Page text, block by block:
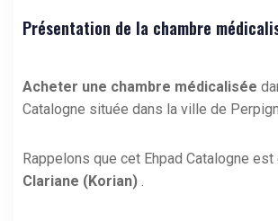
Présentation de la chambre
Acheter une chambre médicalisée
Catalogne située dans la ville de
Rappelons que cet Ehpad Catalogne
Clariane (Korian) .